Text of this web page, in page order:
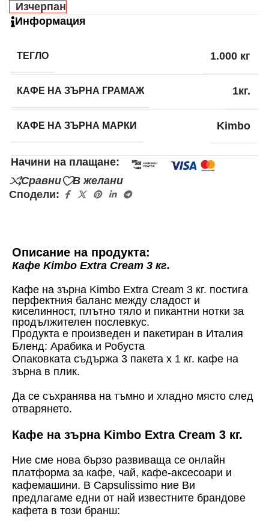
Изчерпан
Информация
ТЕГЛО 1.000 кг
КАФЕ НА ЗЪРНА ГРАМАЖ 1кг.
КАФЕ НА ЗЪРНА МАРКИ Kimbo
Начини на плащане:
Сравни
В желани
Сподели:
Описание на продукта:
Кафе Kimbo Extra Cream 3 кг.
Кафе на зърна Kimbo Extra Cream 3 кг. постига
перфектния баланс между сладост и
киселинност, плътно тяло и пикантни нотки за
продължителен послевкус.
Продукта е произведен и пакетиран в Италия
Бленд: Арабика и Робуста
Опаковката съдържа 3 пакета х 1 кг. кафе на
зърна в плик.
Да се съхранява на тъмно и хладно място след
отварянето.
Кафе на зърна Kimbo Extra Cream 3 кг.
Ние сме нова бързо развиваща се онлайн
платформа за кафе, чай, кафе-аксесоари и
кафемашини. В Capsulissimo ние Ви
предлагаме едни от най известните брандове
кафета в този бранш: